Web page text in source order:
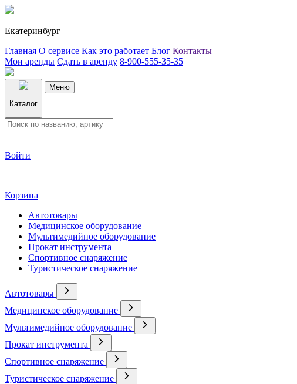
Екатеринбург
Главная О сервисе Как это работает Блог Контакты
Мои аренды Сдать в аренду 8-900-555-35-35
Каталог
Меню
Войти
Корзина
Автотовары
Медицинское оборудование
Мультимедийное оборудование
Прокат инструмента
Спортивное снаряжение
Туристическое снаряжение
Автотовары
Медицинское оборудование
Мультимедийное оборудование
Прокат инструмента
Спортивное снаряжение
Туристическое снаряжение